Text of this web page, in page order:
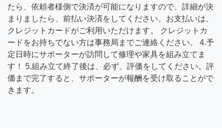
たら、依頼者様側で決済が可能になりますので、詳細が決
まりましたら、前払い決済をしてください。お支払いは、
クレジットカードがご利用いただけます。 クレジットカ
ードをお持ちでない方は事務局までご連絡ください。 4.予
定日時にサポーターが訪問して修理や家具を組み立てま
す！ 5.組み立て終了後は、必ず、評価をしてください。評
価まで完了すると、サポーターが報酬を受け取ることがで
きます。